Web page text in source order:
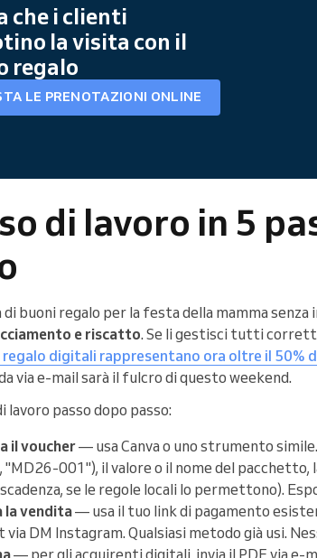
che i clienti
la visita con il
regalo
LE PRENOTAZIONI ONLINE
di lavoro in 5
di buoni regalo per la festa della mamma
e riscatto. Se li gestisci tutti
regalo digitali rappresentano ora oltre il 50%
via e-mail sarà il fulcro di questo weekend.
lavoro passo dopo passo:
il voucher— usa Canva o uno strumento
"MD26-001"), il valore o il nome del pacchetto,
se le regole locali lo permettono).
la vendita— usa il tuo link di pagamento
via DM Instagram. Qualsiasi metodo già usi.
— per gli acquirenti digitali, invia il PDF via e-